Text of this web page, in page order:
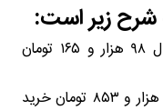
شرح زیر است:
تیرآهن ۱۶ ذوب‌آهن اصفهان در کانال ۹۸ هزار و ۱۶۵ تومان
تیرآهن ۱۴ سنگین فایکو با قیمت ۷۳ هزار و ۸۵۳ تومان خرید